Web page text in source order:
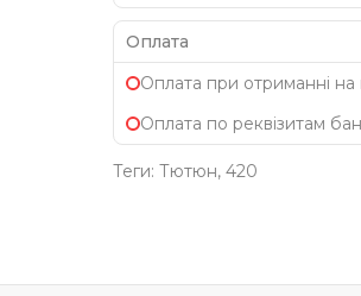
Оплата
Оплата при отриманні на
Оплата по реквізитам
Теги: Тютюн, 420